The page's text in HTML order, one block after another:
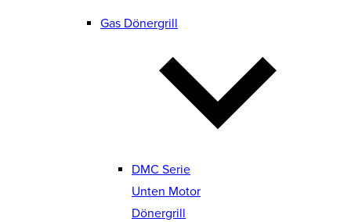
Gas Dönergrill
DMC Serie
Unten Motor
Dönergrill